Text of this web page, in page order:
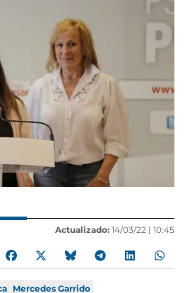
Actualizado: 14/03/22 | 10:45
Mercedes Garrido